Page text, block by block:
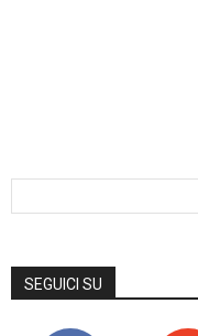
SEGUICI SU